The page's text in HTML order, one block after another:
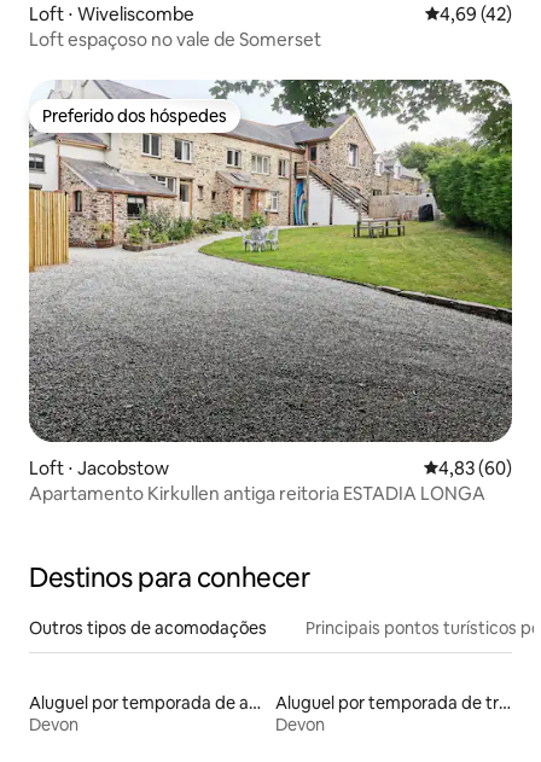
Loft ⋅ Wiveliscombe 4,69 de uma
4,69 (42)
Loft espaçoso no vale de Somerset
Preferido dos hóspedes
Preferido dos hóspedes
Loft ⋅ Jacobstow 4,83 de uma
4,83 (60)
Apartamento Kirkullen antiga reitoria ESTADIA LONGA
Destinos para conhecer
Outros tipos de acomodações Principais pontos turísticos
Aluguel por temporada de apart-hotéis
Devon
Aluguel por temporada de trailers
Devon